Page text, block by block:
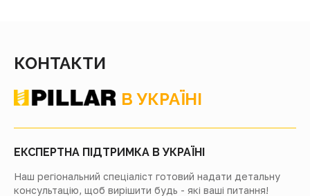
КОНТАКТИ
В УКРАЇНІ
ЕКСПЕРТНА ПІДТРИМКА В УКРАЇНІ
Наш регіональний спеціаліст готовий надати детальну
консультацію, щоб вирішити будь - які ваші питання!